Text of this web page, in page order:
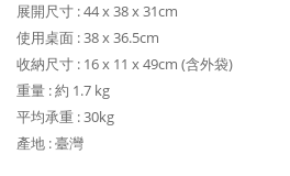
展開尺寸 : 44 x 38 x 31cm
使用桌面 : 38 x 36.5cm
收納尺寸 : 16 x 11 x 49cm (含外袋)
重量 : 約 1.7 kg
平均承重 : 30kg
產地 : 臺灣